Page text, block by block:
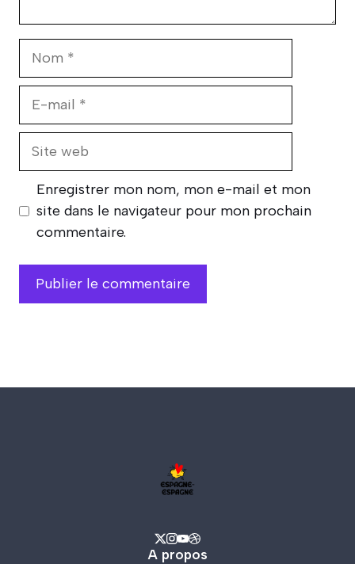
Enregistrer mon nom, mon e-mail et mon
site dans le navigateur pour mon prochain
commentaire.
A propos